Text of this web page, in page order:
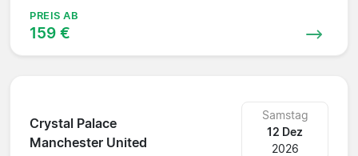
PREIS AB
159 €
Crystal Palace
Manchester United
Samstag
12 Dez
2026